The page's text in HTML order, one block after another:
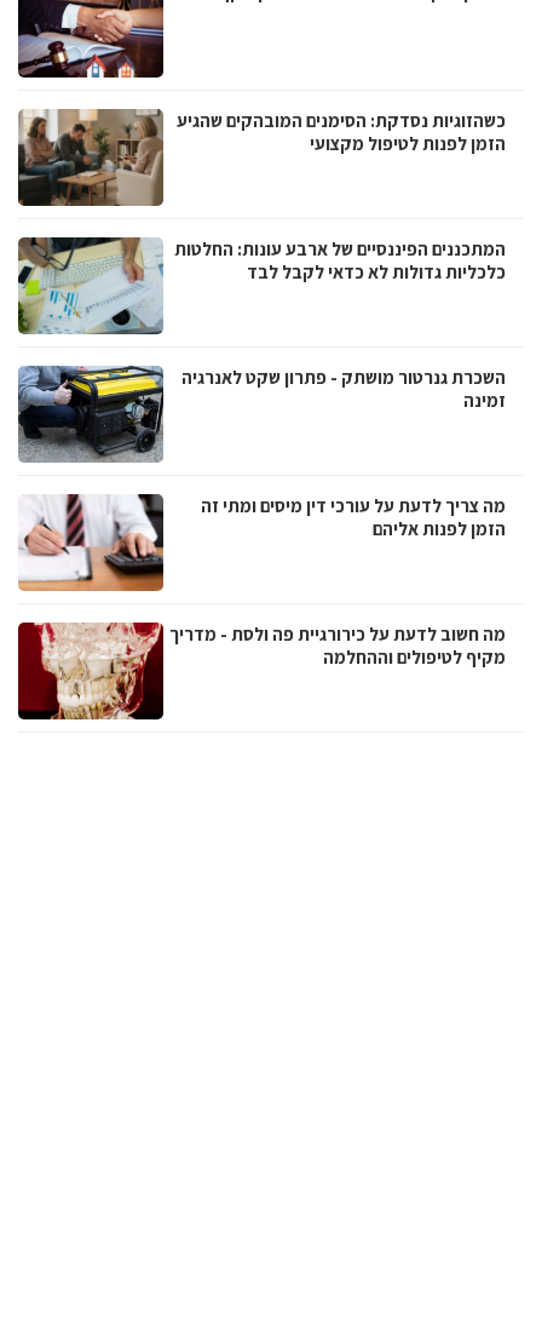
כשהזוגיות נסדקת: הסימנים המובהקים שהגיע
הזמן לפנות לטיפול מקצועי
המתכננים הפיננסיים של ארבע עונות: החלטות
כלכליות גדולות לא כדאי לקבל לבד
השכרת גנרטור מושתק - פתרון שקט לאנרגיה
זמינה
מה צריך לדעת על עורכי דין מיסים ומתי זה
הזמן לפנות אליהם
מה חשוב לדעת על כירורגיית פה ולסת - מדריך
מקיף לטיפולים וההחלמה